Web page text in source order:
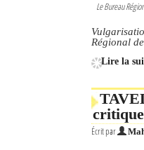
Le Bureau
Régional
Lire la
Écrit par